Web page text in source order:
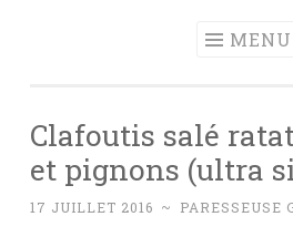
MENU
Clafoutis salé
et pignons (ultra
17 JUILLET 2016 ~ PARESSEUSE